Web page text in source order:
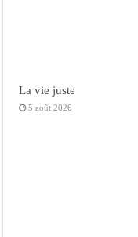
La vie juste
5 août 2026